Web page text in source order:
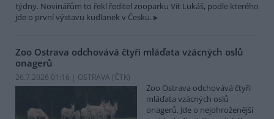
týdny. Novinářům to řekl ředitel zooparku Vít Lukáš, podle kterého
jde o první výstavu kudlanek v Česku.
Zoo Ostrava odchovává čtyři mláďata vzácných oslů
onagerů
26.7.2026 01:16 | OSTRAVA (ČTK)
Zoo Ostrava odchovává čtyři
mláďata vzácných oslů
onagerů. Jde o nejohroženější